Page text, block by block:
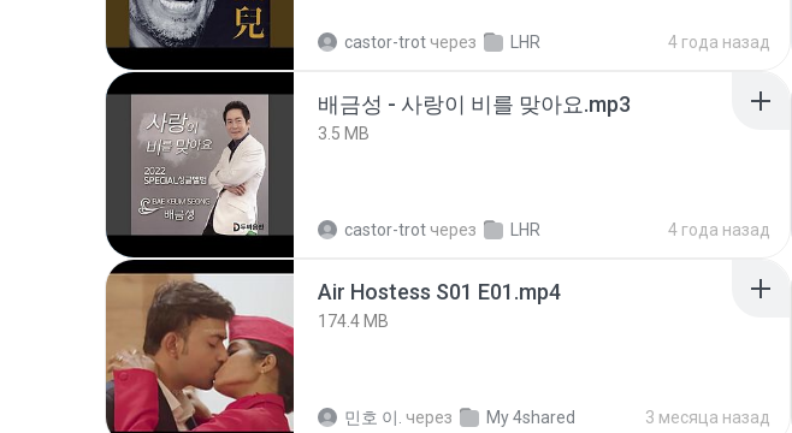
castor-trot через LHR 4 года назад
배금성 - 사랑이 비를 맞아요.mp3
3.5 MB
castor-trot через LHR 4 года назад
Air Hostess S01 E01.mp4
174.4 MB
민호 이. через My 4shared 3 месяца назад